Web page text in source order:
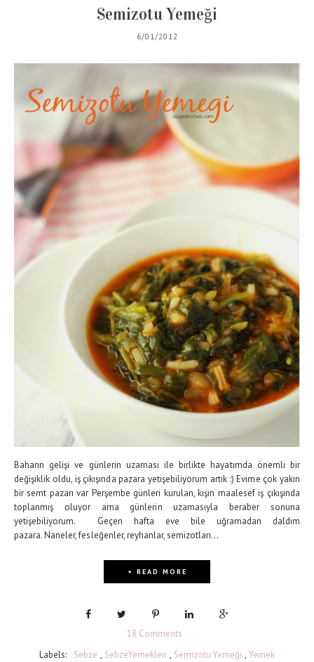
Semizotu Yemeği
6/01/2012
Baharın gelişi ve günlerin uzaması ile birlikte hayatımda önemli bir
değişiklik oldu, iş çıkışında pazara yetişebiliyorum artık :) Evime çok yakın
bir semt pazarı var Perşembe günleri kurulan, kışın maalesef iş çıkışında
toplanmış oluyor ama günlerin uzamasıyla beraber sonuna
yetişebiliyorum. Geçen hafta eve bile uğramadan daldım
pazara. Naneler, fesleğenler, reyhanlar, semizotları...
+ READ MORE
18 Comments
Labels:
Sebze , SebzeYemekleri , Semizotu Yemeği , Yemek